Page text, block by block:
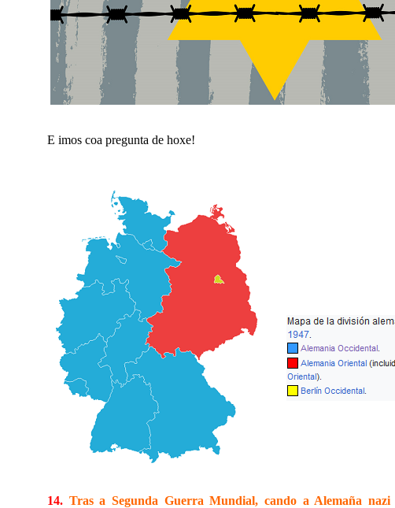
E imos coa pregunta de hoxe!
14. Tras a Segunda Guerra Mundial, cando a Alemaña